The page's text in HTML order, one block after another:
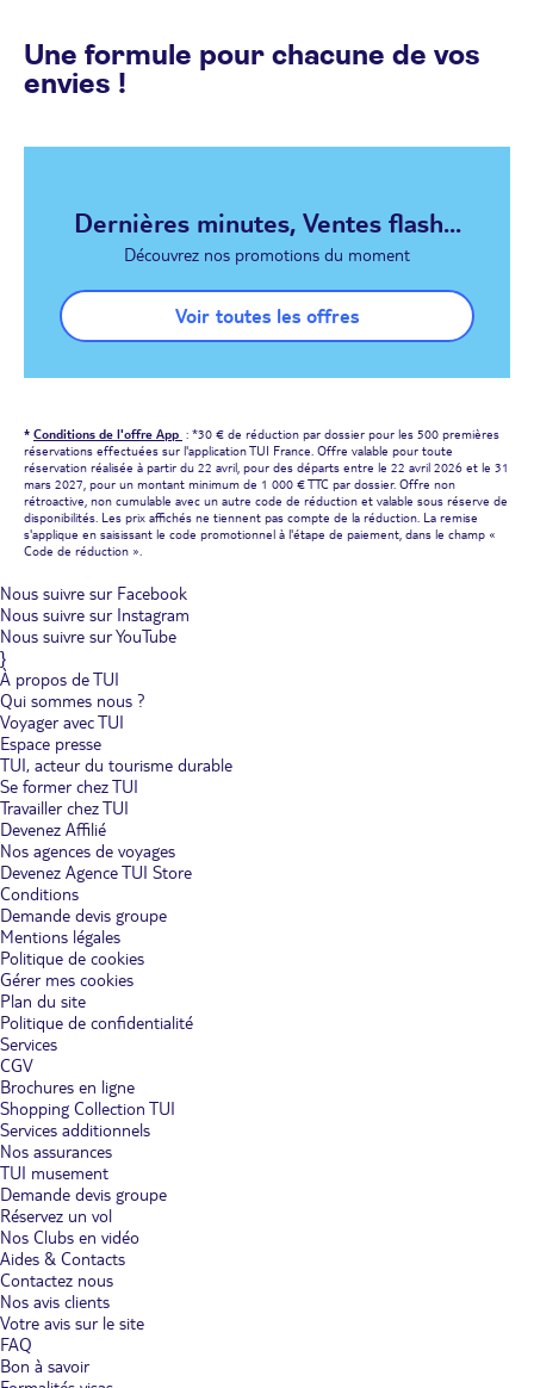
Une formule pour chacune de vos
envies !
Dernières minutes, Ventes flash...
Découvrez nos promotions du moment
Voir toutes les offres
* Conditions de l'offre App : *30 € de réduction par dossier pour les 500 premières
réservations effectuées sur l'application TUI France. Offre valable pour toute
réservation réalisée à partir du 22 avril, pour des départs entre le 22 avril 2026 et le 31
mars 2027, pour un montant minimum de 1 000 € TTC par dossier. Offre non
rétroactive, non cumulable avec un autre code de réduction et valable sous réserve de
disponibilités. Les prix affichés ne tiennent pas compte de la réduction. La remise
s'applique en saisissant le code promotionnel à l'étape de paiement, dans le champ «
Code de réduction ».
Nous suivre sur Facebook
Nous suivre sur Instagram
Nous suivre sur YouTube
}
À propos de TUI
Qui sommes nous ?
Voyager avec TUI
Espace presse
TUI, acteur du tourisme durable
Se former chez TUI
Travailler chez TUI
Devenez Affilié
Nos agences de voyages
Devenez Agence TUI Store
Conditions
Demande devis groupe
Mentions légales
Politique de cookies
Gérer mes cookies
Plan du site
Politique de confidentialité
Services
CGV
Brochures en ligne
Shopping Collection TUI
Services additionnels
Nos assurances
TUI musement
Demande devis groupe
Réservez un vol
Nos Clubs en vidéo
Aides & Contacts
Contactez nous
Nos avis clients
Votre avis sur le site
FAQ
Bon à savoir